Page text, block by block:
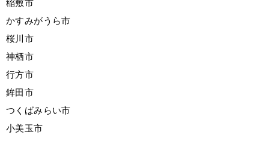
かすみがうら市
桜川市
神栖市
行方市
鉾田市
つくばみらい市
小美玉市